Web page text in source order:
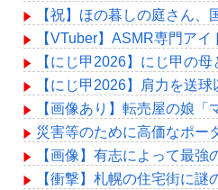
【祝】ほの暮しの庭さん
【VTuber】ASMR専門ア
【にじ甲2026】にじ甲の
【にじ甲2026】肩力を送
【画像あり】転売屋の娘
災害等のために高価なポ
【画像】有志によって最
【衝撃】札幌の住宅街に